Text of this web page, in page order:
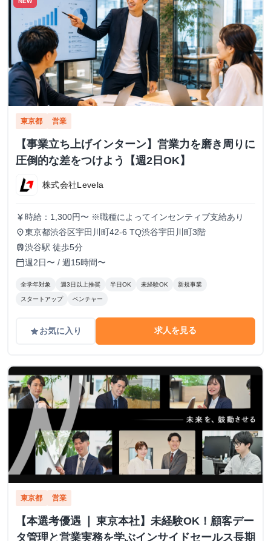
東京都 営業
【事業立ち上げインターン】営業力を磨き周りに
圧倒的な差をつけよう【週2日OK】
株式会社Levela
currency_yen 時給：1,300円〜 ※職種によってインセンティブ支給あり
place東京都渋谷区宇田川町42-6 TQ渋谷宇田川町3階
train渋谷駅 徒歩5分
calendar_today週2日〜 / 週15時間〜
全学年対象 週3日以上推奨 半日OK 未経験OK 新規事業
スタートアップ ベンチャー
gradeお気に入り 求人を見る
東京都 営業
【本選考優遇 ❘ 東京本社】未経験OK！顧客デー
タ管理と営業実務を学ぶインサイドセールス長期